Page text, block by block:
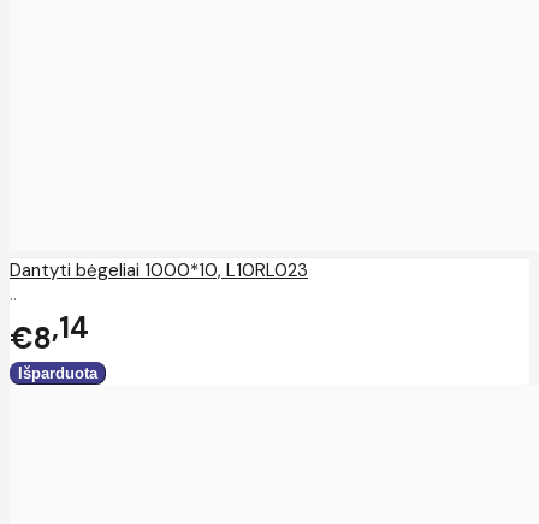
Dantyti bėgeliai 1000*10, L10RL023
..
€8 14